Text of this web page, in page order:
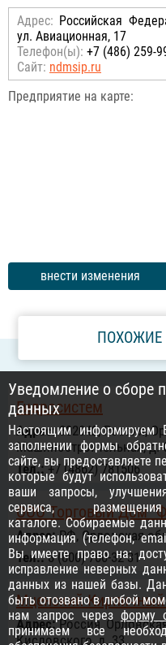
Адрес: Российcкая
ул. Авиационная, 17
Телефон(ы): +7 (486) 259-
Сайт: ndmsip.ru
Предприятие на карте:
внести изменения
ПОХОЖИЕ
Гидросистем
Адрес:302042, Россия,
Машиностроительная, д.
Тел.:+7 (4862) 781506
ООО Торговый Дом
Адрес:РФ, Орловская
Тел.:8 (800) 700-32-31
Мценский
Адрес:Россия,
Кисловского, д. 33
Уведомление о сборе
данных
Настоящим
заполнении формы
сайте, вы предоставляете
которые будут
ваши запросы,
сервиса,
каталоге. Собираемые
информация (телефон,
Вы имеете право на:
исправление неверных
данных из нашей базы.
быть отозвано в любой
нам запрос через форму
принимаем все